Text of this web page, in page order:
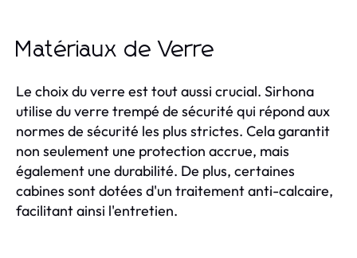
Matériaux de Verre
Le choix du verre est tout aussi crucial. Sirhona
utilise du verre trempé de sécurité qui répond aux
normes de sécurité les plus strictes. Cela garantit
non seulement une protection accrue, mais
également une durabilité. De plus, certaines
cabines sont dotées d'un traitement anti-calcaire,
facilitant ainsi l'entretien.